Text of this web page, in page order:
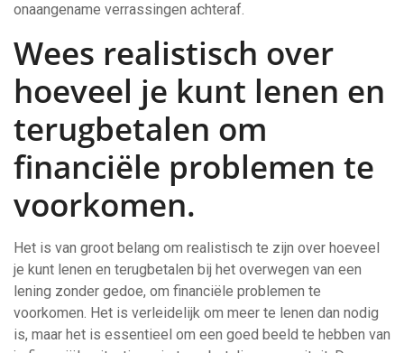
onaangename verrassingen achteraf.
Wees realistisch over
hoeveel je kunt lenen en
terugbetalen om
financiële problemen te
voorkomen.
Het is van groot belang om realistisch te zijn over hoeveel
je kunt lenen en terugbetalen bij het overwegen van een
lening zonder gedoe, om financiële problemen te
voorkomen. Het is verleidelijk om meer te lenen dan nodig
is, maar het is essentieel om een goed beeld te hebben van